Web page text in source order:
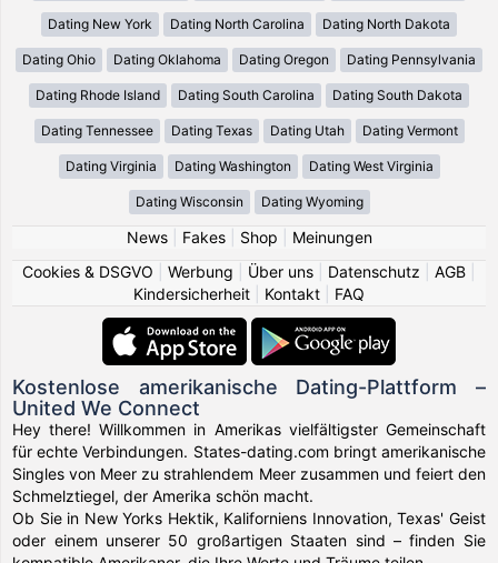
Dating New York Dating North Carolina Dating North Dakota
Dating Ohio Dating Oklahoma Dating Oregon Dating Pennsylvania
Dating Rhode Island Dating South Carolina Dating South Dakota
Dating Tennessee Dating Texas Dating Utah Dating Vermont
Dating Virginia Dating Washington Dating West Virginia
Dating Wisconsin Dating Wyoming
News| Fakes| Shop
Meinungen
Cookies & DSGVO
Werbung Über uns Datenschutz AGB
Kindersicherheit
Kontakt FAQ
Kostenlose amerikanische Dating-Plattform –
United We Connect
Hey there! Willkommen in Amerikas vielfältigster Gemeinschaft
für echte Verbindungen. States-dating.com bringt amerikanische
Singles von Meer zu strahlendem Meer zusammen und feiert den
Schmelztiegel, der Amerika schön macht.
Ob Sie in New Yorks Hektik, Kaliforniens Innovation, Texas' Geist
oder einem unserer 50 großartigen Staaten sind – finden Sie